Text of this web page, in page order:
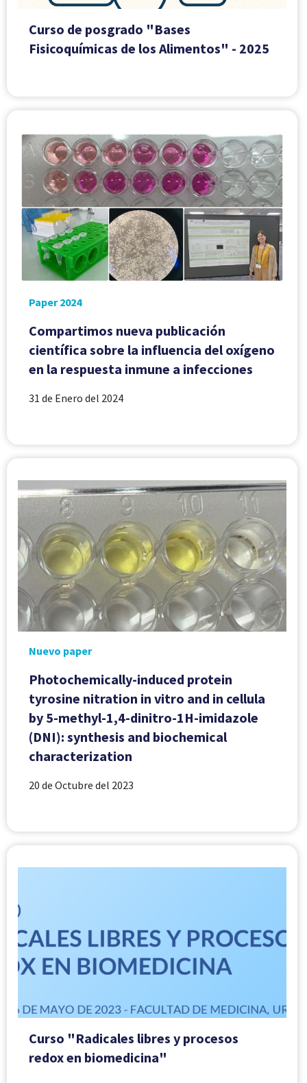
Curso de posgrado "Bases
Fisicoquímicas de los Alimentos" - 2025
Paper 2024
Compartimos nueva publicación
científica sobre la influencia del oxígeno
en la respuesta inmune a infecciones
31 de Enero del 2024
Nuevo paper
Photochemically-induced protein
tyrosine nitration in vitro and in cellula
by 5-methyl-1,4-dinitro-1H-imidazole
(DNI): synthesis and biochemical
characterization
20 de Octubre del 2023
Curso "Radicales libres y procesos
redox en biomedicina"